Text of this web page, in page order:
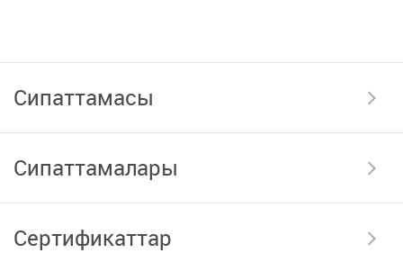
Сипаттамасы
Сипаттамалары
Сертификаттар